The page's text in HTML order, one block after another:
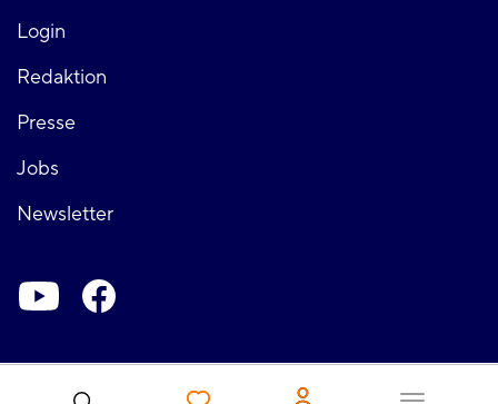
Login
Fußzeile
rechts
Redaktion
Presse
Jobs
Newsletter
Soziale-
Netzwerke